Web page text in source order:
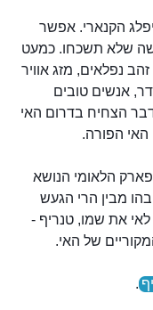
של הארכיפלג הקנארי. אפשר
שלא תשכחו. כמעט
זהב נפלאים, מזג אוויר
אנשים טובים
הצחיח בדרום האי
האי הפורה.
הלאומי הנושא
מבין הרי הגעש
את שמו, טנריף -
של האי.
.